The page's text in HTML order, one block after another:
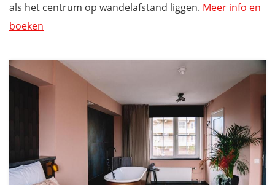
als het centrum op wandelafstand liggen. Meer info en
boeken